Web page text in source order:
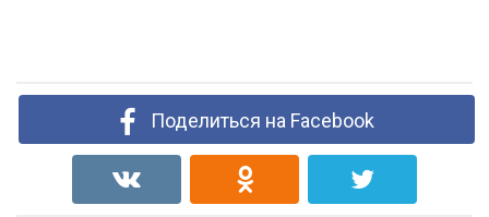
Поделиться на Facebook